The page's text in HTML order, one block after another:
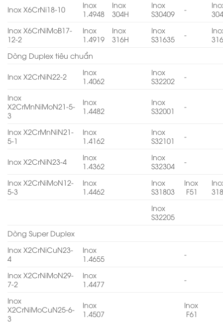
Inox X6CrNi18-10
Inox
1.4948
Inox
304H
Inox
S30409
-
Inox X6CrNiMoB17-
12-2
Inox
1.4919
Inox
316H
Inox
S31635
-
Dòng Duplex tiêu chuẩn
Inox X2CrNiN22-2
Inox
1.4062
Inox
S32202
-
Inox
X2CrMnNiMoN21-5-
3
Inox
1.4482
Inox
S32001
-
Inox X2CrMnNiN21-
5-1
Inox
1.4162
Inox
S32101
-
Inox X2CrNiN23-4
Inox
1.4362
Inox
S32304
-
Inox X2CrNiMoN12-
5-3
Inox
1.4462
Inox
S31803
Inox
F51
Inox
S32205
Dòng Super Duplex
Inox X2CrNiCuN23-
4
Inox
1.4655
-
Inox X2CrNiMoN29-
7-2
Inox
1.4477
-
Inox
X2CrNiMoCuN25-6-
3
Inox
1.4507
Inox
F61